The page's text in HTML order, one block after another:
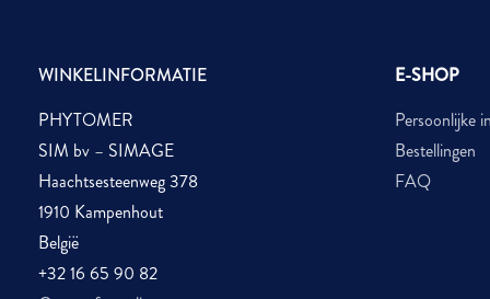
WINKELINFORMATIE
PHYTOMER
SIM bv – SIMAGE
Haachtsesteenweg 378
1910 Kampenhout
België
+32 16 65 90 82
E-SHOP
Persoonlijke
Bestellingen
FAQ